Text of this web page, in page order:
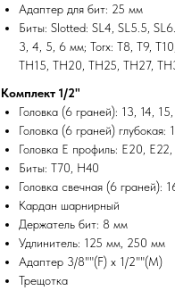
Адаптер для бит: 25 мм
Биты: Slotted: SL4, SL5.5,
3, 4, 5, 6 мм; Torx: T8, T9,
TH15, TH20, TH25, TH27,
Комплект 1/2"
Головка (6 граней): 13, 14,
Головка (6 граней)
Головка Е профиль: E20,
Биты: Т70, Н40
Головка свечная (6 граней):
Кардан шарнирный
Держатель бит: 8 мм
Удлинитель: 125 мм, 250 мм
Адаптер 3/8""(F) х 1/2""(M)
Трещотка